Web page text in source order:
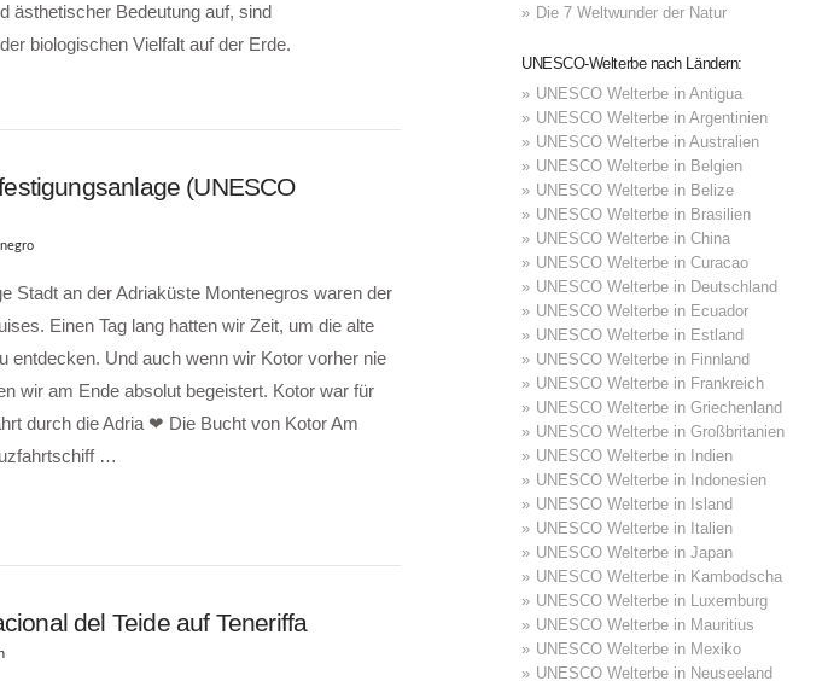
ästhetischer Bedeutung auf, sind
biologischen Vielfalt auf der Erde.
(UNESCO
Stadt an der Adriaküste Montenegros waren der
Einen Tag lang hatten wir Zeit, um die alte
entdecken. Und auch wenn wir Kotor vorher nie
wir am Ende absolut begeistert. Kotor war für
durch die Adria ❤ Die Bucht von Kotor Am
…
del Teide auf Teneriffa
Die 7 Weltwunder der Natur
UNESCO-Welterbe nach Ländern:
UNESCO Welterbe in Antigua
UNESCO Welterbe in Argentinien
UNESCO Welterbe in Australien
UNESCO Welterbe in Belgien
UNESCO Welterbe in Belize
UNESCO Welterbe in Brasilien
UNESCO Welterbe in China
UNESCO Welterbe in Curacao
UNESCO Welterbe in Deutschland
UNESCO Welterbe in Ecuador
UNESCO Welterbe in Estland
UNESCO Welterbe in Finnland
UNESCO Welterbe in Frankreich
UNESCO Welterbe in Griechenland
UNESCO Welterbe in Großbritanien
UNESCO Welterbe in Indien
UNESCO Welterbe in Indonesien
UNESCO Welterbe in Island
UNESCO Welterbe in Italien
UNESCO Welterbe in Japan
UNESCO Welterbe in Kambodscha
UNESCO Welterbe in Luxemburg
UNESCO Welterbe in Mauritius
UNESCO Welterbe in Mexiko
UNESCO Welterbe in Neuseeland